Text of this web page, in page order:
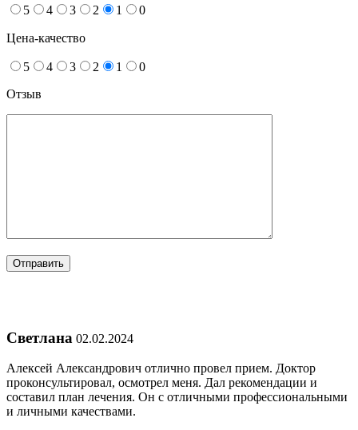
5 4 3 2 1 0
Цена-качество
5 4 3 2 1
0
Отзыв
Светлана 02.02.2024
Алексей Александрович отлично провел прием. Доктор
проконсультировал, осмотрел меня. Дал рекомендации и
составил план лечения. Он с отличными профессиональными
и личными качествами.